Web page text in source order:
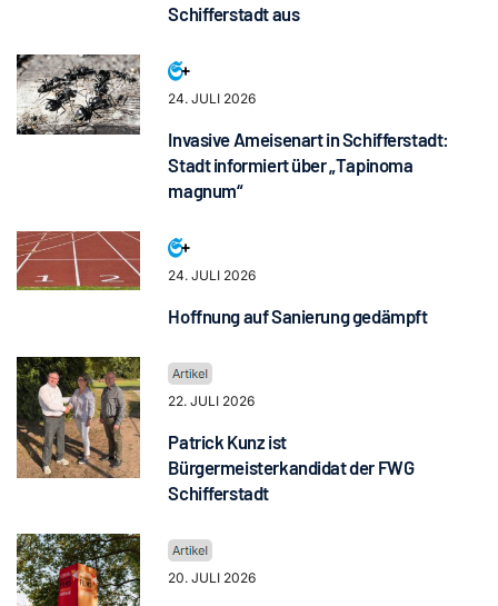
Schifferstadt aus
24. JULI 2026
Invasive Ameisenart in Schifferstadt:
Stadt informiert über „Tapinoma
magnum“
24. JULI 2026
Hoffnung auf Sanierung gedämpft
22. JULI 2026
Patrick Kunz ist
Bürgermeisterkandidat der FWG
Schifferstadt
20. JULI 2026